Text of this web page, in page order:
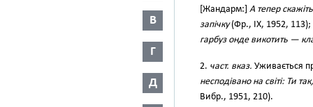
В
Г
Д
[Жандарм:] А тепер
запічку(Фр., IX, 1952, 113);
гарбуз онде викотить —
2. част. вказ. Уживається
несподівано на світі: Ти
Вибр., 1951, 210).